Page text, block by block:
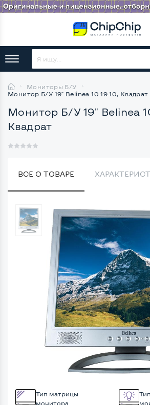
Мониторы Б/У
Монитор Б/У 19" Belinea 10 19 10, Квадрат
Монитор Б/У 19" Belinea
Квадрат
ВСЕ О ТОВАРЕ
Тип матрицы
монитора